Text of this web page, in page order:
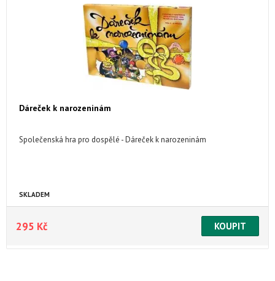
Dáreček k narozeninám
Společenská hra pro dospělé - Dáreček k narozeninám
SKLADEM
295 Kč